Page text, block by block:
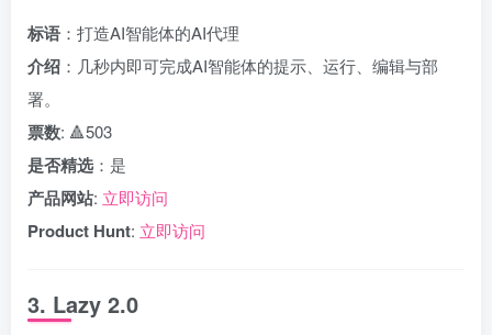
标语 ：打造AI智能体的AI代理
介绍 ：几秒内即可完成AI智能体的提示、运行、编辑与部
署。
票数: 🔺503
是否精选 ：是
产品网站: 立即访问
Product Hunt: 立即访问
3. Lazy 2.0